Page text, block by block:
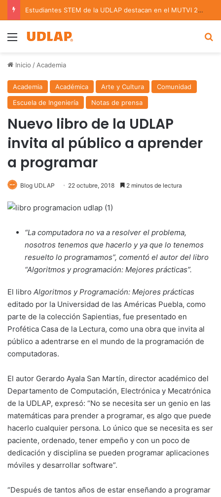
Estudiantes STEM de la UDLAP destacan en el MUTVI 2026
Menu
Inicio / Academia
Academia Académica Arte y Cultura
Comunidad
Escuela de Ingeniería
Notas de prensa
Nuevo libro de la UDLAP
invita al público a aprender
a programar
Blog UDLAP 22 octubre, 2018 2 minutos de lectura
“La computadora no va a resolver el problema,
nosotros tenemos que hacerlo y ya que lo tenemos
resuelto lo programamos”, comentó el autor del libro
“Algoritmos y programación: Mejores prácticas”.
El libro Algoritmos y Programación: Mejores prácticas
editado por la Universidad de las Américas Puebla, como
parte de la colección Sapientias, fue presentado en
Profética Casa de la Lectura, como una obra que invita al
público a adentrarse en el mundo de la programación de
computadoras.
El autor Gerardo Ayala San Martín, director académico del
Departamento de Computación, Electrónica y Mecatrónica
de la UDLAP, expresó: “No se necesita ser un genio en las
matemáticas para prender a programar, es algo que puede
hacerlo cualquier persona. Lo único que se necesita es ser
paciente, ordenado, tener empeño y con un poco de
dedicación y disciplina se pueden programar aplicaciones
móviles y desarrollar software”.
“Después de tantos años de estar enseñando a programar